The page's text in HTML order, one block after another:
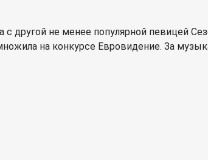
с другой не менее популярной певицей
на конкурсе Евровидение. За